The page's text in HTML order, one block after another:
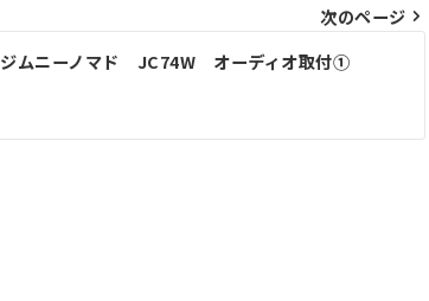
次のページ
ジムニーノマド JC74W オーディオ取付①